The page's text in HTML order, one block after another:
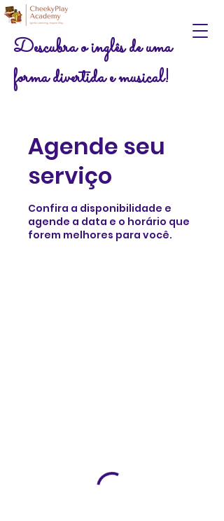
Descubra o inglês de uma
forma divertida e musical!
Agende seu
serviço
Confira a disponibilidade e
agende a data e o horário que
forem melhores para você.